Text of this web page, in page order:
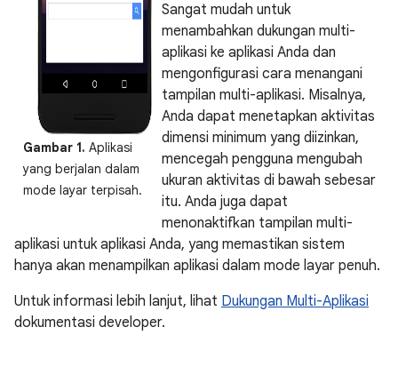
Gambar 1. Aplikasi
yang berjalan dalam
mode layar terpisah.
Sangat mudah untuk
menambahkan dukungan multi-
aplikasi ke aplikasi Anda dan
mengonfigurasi cara menangani
tampilan multi-aplikasi. Misalnya,
Anda dapat menetapkan aktivitas
dimensi minimum yang diizinkan,
mencegah pengguna mengubah
ukuran aktivitas di bawah sebesar
itu. Anda juga dapat
menonaktifkan tampilan multi-
aplikasi untuk aplikasi Anda, yang memastikan sistem
hanya akan menampilkan aplikasi dalam mode layar penuh.
Untuk informasi lebih lanjut, lihat Dukungan Multi-Aplikasi
dokumentasi developer.